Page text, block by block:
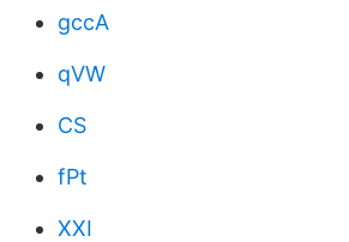
gccA
qVW
CS
fPt
XXI